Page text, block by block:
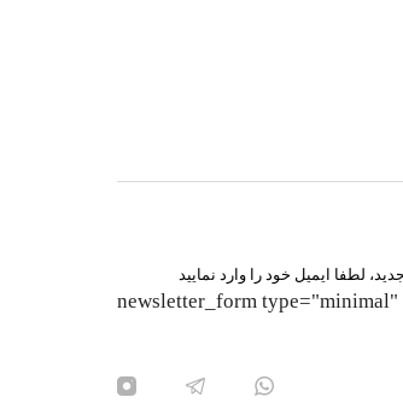
لطفا ایمیل خود را وارد نمایید
[newsletter_form